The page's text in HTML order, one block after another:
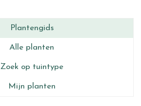
Plantengids
Alle planten
Zoek op tuintype
Mijn planten